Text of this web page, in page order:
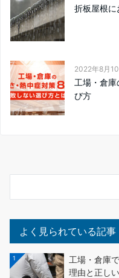
折板屋根
2022年8月
工場・倉
び方
よく見られている記事
1
工場・倉庫
理由と正し